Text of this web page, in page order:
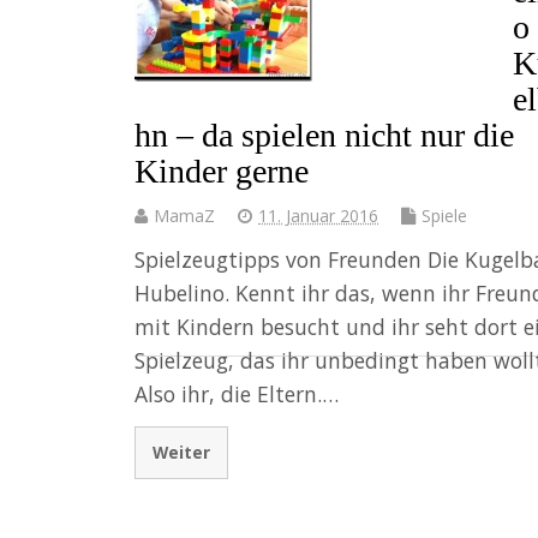
o
hn – da spielen nicht nur die
Kinder gerne
MamaZ 11. Januar 2016 Spiele
Spielzeugtipps von Freunden Die
Hubelino. Kennt ihr das, wenn ihr
mit Kindern besucht und ihr seht dort
Spielzeug, das ihr unbedingt haben
Also ihr, die Eltern.…
Weiter